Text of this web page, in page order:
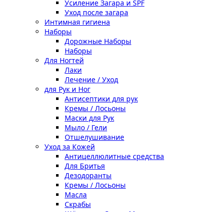
Усиление Загара и SPF
Уход после загара
Интимная гигиена
Наборы
Дорожные Наборы
Наборы
Для Ногтей
Лаки
Лечение / Уход
для Рук и Ног
Антисептики для рук
Кремы / Лосьоны
Маски для Рук
Мыло / Гели
Отшелушивание
Уход за Кожей
Антицеллюлитные средства
Для Бритья
Дезодоранты
Кремы / Лосьоны
Масла
Скрабы